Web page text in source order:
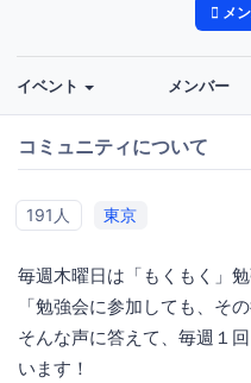
メ
イベント メンバー
コミュニティについて
191人 東京
毎週木曜日は「もくもく」勉
「勉強会に参加しても、そ
そんな声に答えて、毎週１
います！